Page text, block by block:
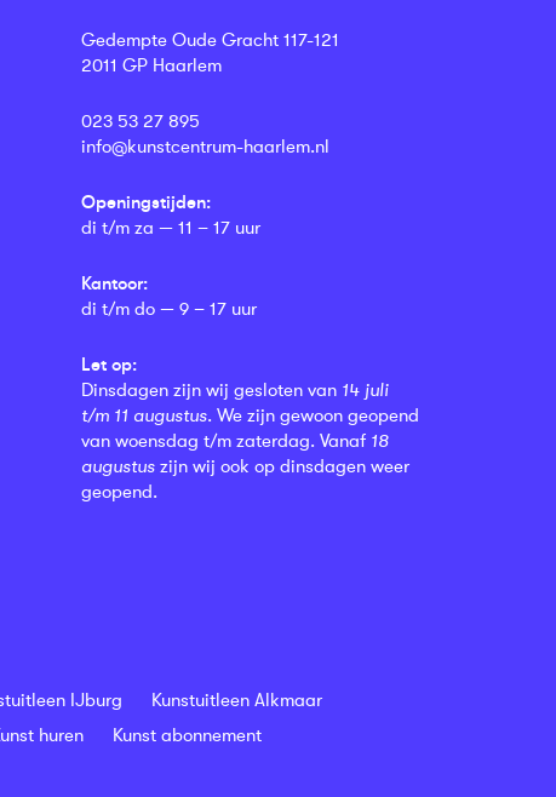
Gedempte Oude Gracht 117-121
2011 GP Haarlem
023 53 27 895
info@kunstcentrum-haarlem.nl
Openingstijden:
di t/m za — 11 – 17 uur
Kantoor:
di t/m do — 9 – 17 uur
Let op:
Dinsdagen zijn wij gesloten van 14 juli
t/m 11 augustus. We zijn gewoon geopend
van woensdag t/m zaterdag. Vanaf 18
augustus zijn wij ook op dinsdagen weer
geopend.
IJburg
Kunstuitleen Alkmaar
huren Kunst abonnement